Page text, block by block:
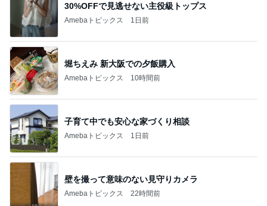
30%OFFで見逃せない主役級トップス
Amebaトピックス 1日前
堀ちえみ 新大阪での夕飯購入
Amebaトピックス 10時間前
子育て中でも安心な家づくり相談
Amebaトピックス 1日前
壁を撮って意味のない見守りカメラ
Amebaトピックス 22時間前